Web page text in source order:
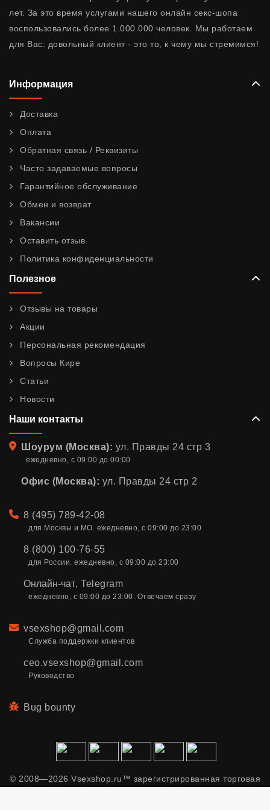
лет. За это время услугами нашего онлайн секс-шопа
воспользовались более 1.000.000 человек. Мы работаем
для Вас: довольный клиент - это то, к чему мы стремимся!
Информация
Доставка
Оплата
Обратная связь / Реквизиты
Часто задаваемые вопросы
Гарантийное обслуживание
Обмен и возврат
Вакансии
Оставить отзыв
Политика конфиденциальности
Полезное
Отзывы на товары
Акции
Персональная рекомендация
Вопросы Кире
Статьи
Новости
Наши контакты
Адрес
Шоурум (Москва): ул. Правды 24 стр 3
ежедневно, с 09:00 до 00:00
Офис (Москва): ул. Правды 24 стр 2
Телефон
8 (495) 789-42-08
для Москвы и МО. ежедневно, с 09:00 до 23:00
8 (800) 100-76-55
для России. ежедневно, с 09:00 до 23:00
Онлайн-чат, Telegram
ежедневно, с 09:00 до 23:00. Отвечаем сразу
Email
vsexshop@gmail.com
Служба поддержки клиентов
ceo.vsexshop@gmail.com
Руководство
Bug bounty
© 2008—2026 Vsexshop.ru™ зарегистрированная торговая